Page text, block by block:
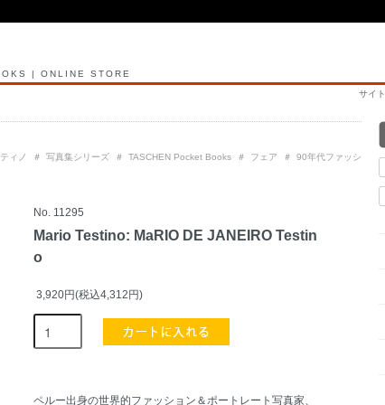
| ONLINE STORE
サイ
ィノ ＃ 写真集シリーズ ＃ TASCHEN Pocket Books ＃ フェア ＃
90年代ファッシ
No. 11295
Mario Testino: MaRIO DE JANEIRO Testin
o
3,920円(税込4,312円)
ペルー出身の世界的ファッション＆ポートレート写真家、